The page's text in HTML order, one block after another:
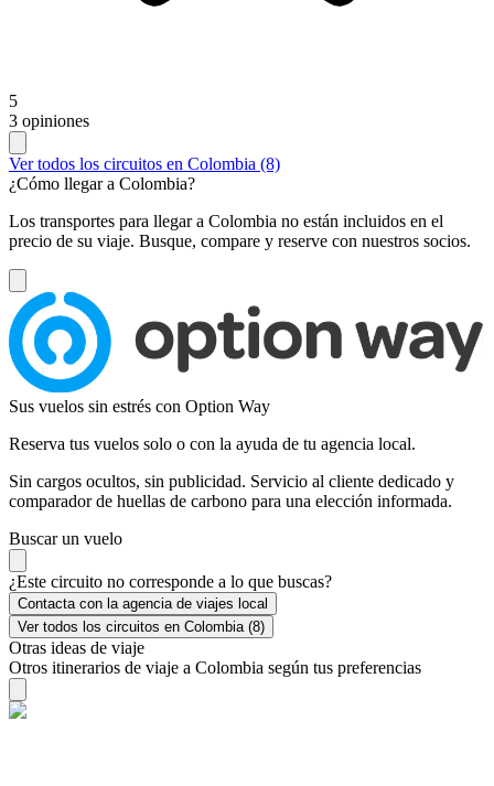
5
3 opiniones
Ver todos los circuitos en Colombia (8)
¿Cómo llegar a Colombia?
Los transportes para llegar a Colombia no están incluidos en el
precio de su viaje. Busque, compare y reserve con nuestros socios.
Sus vuelos sin estrés con Option Way
Reserva tus vuelos solo o con la ayuda de tu agencia local.
Sin cargos ocultos, sin publicidad. Servicio al cliente dedicado y
comparador de huellas de carbono para una elección informada.
Buscar un vuelo
¿Este circuito no corresponde a lo que buscas?
Contacta con la agencia de viajes local
Ver todos los circuitos en Colombia (8)
Otras ideas de viaje
Otros itinerarios de viaje a Colombia según tus preferencias